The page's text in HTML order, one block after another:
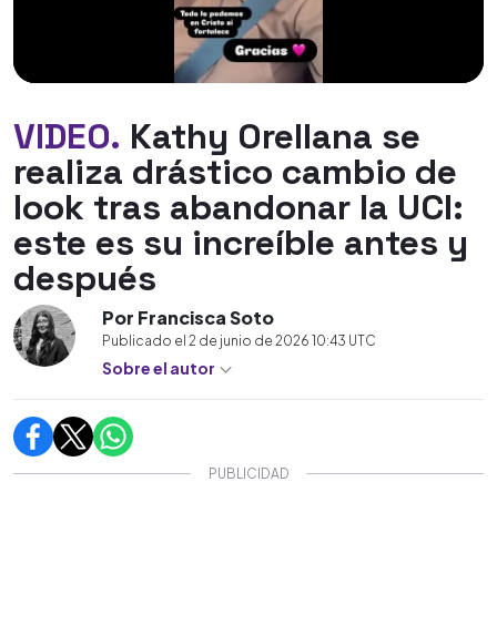
VIDEO. Kathy Orellana se
realiza drástico cambio de
look tras abandonar la UCI:
este es su increíble antes y
después
Por Francisca Soto
Publicado el 2 de junio de 2026 10:43 UTC
Sobre el autor